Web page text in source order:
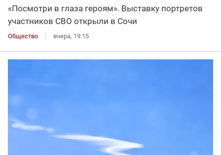
«Посмотри в глаза героям». Выставку портретов
участников СВО открыли в Сочи
Общество вчера, 19:15